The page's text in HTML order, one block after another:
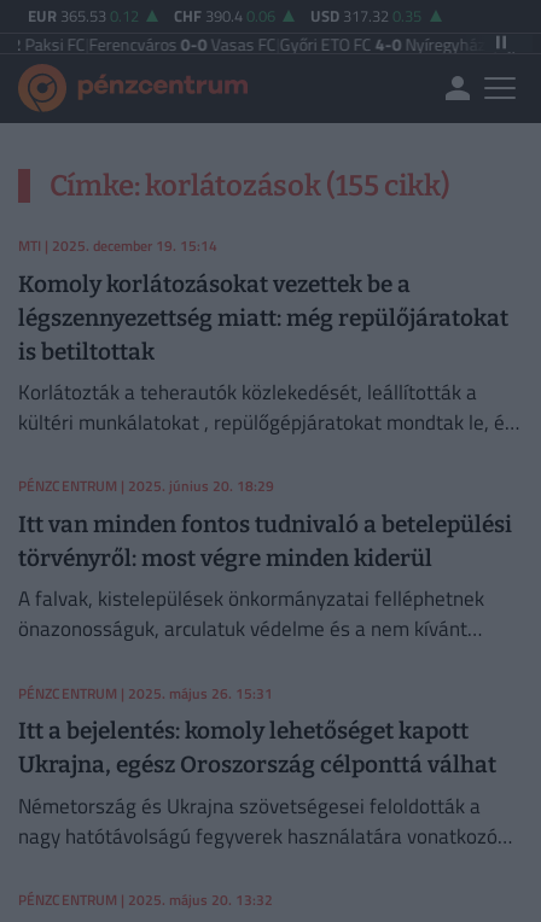
EUR 365.53 0.12 CHF 390.4 0.06 USD 317.32 0.35
Paksi FC Ferencváros0-0Vasas FC Győri ETO FC 4-0Nyíregyháza Újpest
Címke: korlátozások (155 cikk)
MTI | 2025. december 19. 15:14
Komoly korlátozásokat vezettek be a
légszennyezettség miatt: még repülőjáratokat
is betiltottak
Korlátozták a teherautók közlekedését, leállították a
kültéri munkálatokat , repülőgépjáratokat mondtak le, és
PÉNZCENTRUM | 2025. június 20. 18:29
Itt van minden fontos tudnivaló a betelepülési
törvényről: most végre minden kiderül
A falvak, kistelepülések önkormányzatai felléphetnek
önazonosságuk, arculatuk védelme és a nem kívánt
lép az ezt biztosító törvény.
PÉNZCENTRUM | 2025. május 26. 15:31
Itt a bejelentés: komoly lehetőséget kapott
Ukrajna, egész Oroszország célponttá válhat
Németország és Ukrajna szövetségesei feloldották a
nagy hatótávolságú fegyverek használatára vonatkozó
PÉNZCENTRUM | 2025. május 20. 13:32